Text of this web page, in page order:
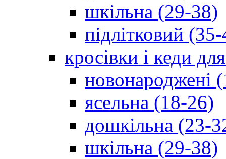
шкільна (29-38)
підлітковий
кросівки і кеди
новонароджені
ясельна (18-26)
дошкільна (23-
шкільна (29-38)